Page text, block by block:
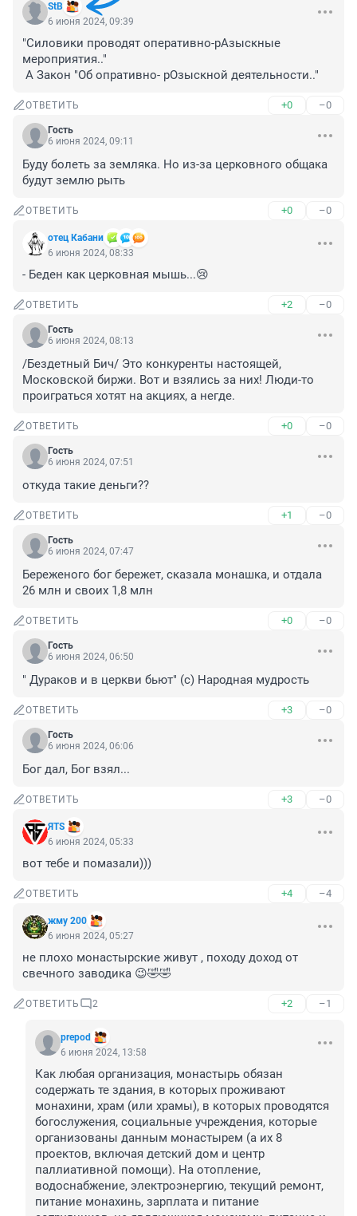
StB
6 июня 2024, 09:39
"Силовики проводят оперативно-рАзыскные
мероприятия.."
А Закон "Об опративно- рОзыскной деятельности.."
ОТВЕТИТЬ +0 –0
Гость
6 июня 2024, 09:11
Буду болеть за земляка. Но из-за церковного общака
будут землю рыть
ОТВЕТИТЬ +0 –0
отец Кабани
6 июня 2024, 08:33
- Беден как церковная мышь...😢
ОТВЕТИТЬ +2 –0
Гость
6 июня 2024, 08:13
/Бездетный Бич/ Это конкуренты настоящей,
Московской биржи. Вот и взялись за них! Люди-то
проиграться хотят на акциях, а негде.
ОТВЕТИТЬ +0 –0
Гость
6 июня 2024, 07:51
откуда такие деньги??
ОТВЕТИТЬ +1 –0
Гость
6 июня 2024, 07:47
Береженого бог бережет, сказала монашка, и отдала
26 млн и своих 1,8 млн
ОТВЕТИТЬ +0 –0
Гость
6 июня 2024, 06:50
" Дураков и в церкви бьют" (с) Народная мудрость
ОТВЕТИТЬ +3 –0
Гость
6 июня 2024, 06:06
Бог дал, Бог взял...
ОТВЕТИТЬ +3 –0
ЯTS
6 июня 2024, 05:33
вот тебе и помазали)))
ОТВЕТИТЬ +4 –4
жму 200
6 июня 2024, 05:27
не плохо монастырские живут , походу доход от
свечного заводика 😉🤣🤣
ОТВЕТИТЬ 2 +2 –1
prepоd
6 июня 2024, 13:58
Как любая организация, монастырь обязан
содержать те здания, в которых проживают
монахини, храм (или храмы), в которых проводятся
богослужения, социальные учреждения, которые
организованы данным монастырем (а их 8
проектов, включая детский дом и центр
паллиативной помощи). На отопление,
водоснабжение, электроэнергию, текущий ремонт,
питание монахинь, зарплата и питание